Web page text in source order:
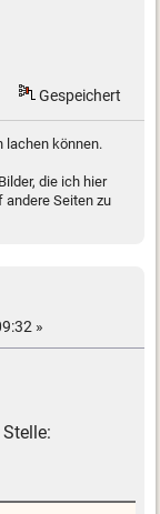
Gespeichert
lachen können.
die ich hier
andere Seiten zu
»